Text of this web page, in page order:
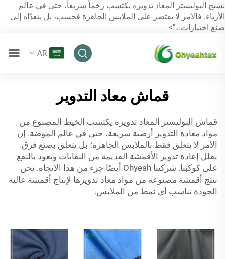
نسيج البوليستر المعاد تدويره يكتسب زخماً سريعاً، حتى في عالم
الأزياء. فالأمر لا يقتصر على الملابس الجاهزة فحسب، بل يتعدّاه إلى
صنع اختيارات...">
AR
قماش معاد التدوير
قماش البوليستر المعاد تدويره يكتسب الخيط المصنوع من
مواد معادة التدوير أرضية سريعة، حتى في عالم الموضة. إن
الأمر لا يتعلق فقط بالملابس الجاهزة؛ بل يتعلق بصنع فرق.
يقلل إعادة تدوير الأقمشة القديمة من النفايات ويعود بالنفع
على كوكبنا. شركتنا Ohyeah أيضًا جزء من هذا الاتجاه. نحن
ننتج أقمشة مصنوعة من مواد معاد تدويرها لإنتاج أقمشة عالية
الجودة تناسب أي نمط من الملابس.